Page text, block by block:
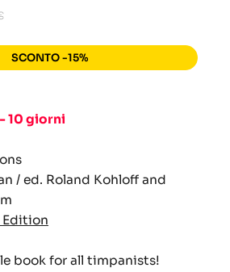
SCONTO -15%
10 giorni
/ ed. Roland Kohloff and
Edition
book for all timpanists!